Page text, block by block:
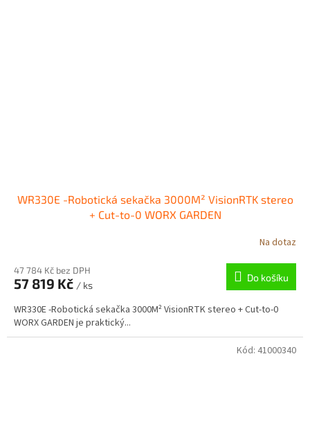
WR330E -Robotická sekačka 3000M² VisionRTK stereo
+ Cut-to-0 WORX GARDEN
Na dotaz
47 784 Kč bez DPH
57 819 Kč / ks
Do košíku
WR330E -Robotická sekačka 3000M² VisionRTK stereo + Cut-to-0
WORX GARDEN je praktický...
Kód: 41000340